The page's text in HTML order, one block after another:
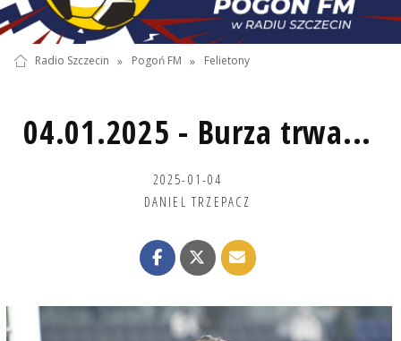
Radio Szczecin » Pogoń FM » Felietony
04.01.2025 - Burza trwa...
2025-01-04
DANIEL TRZEPACZ